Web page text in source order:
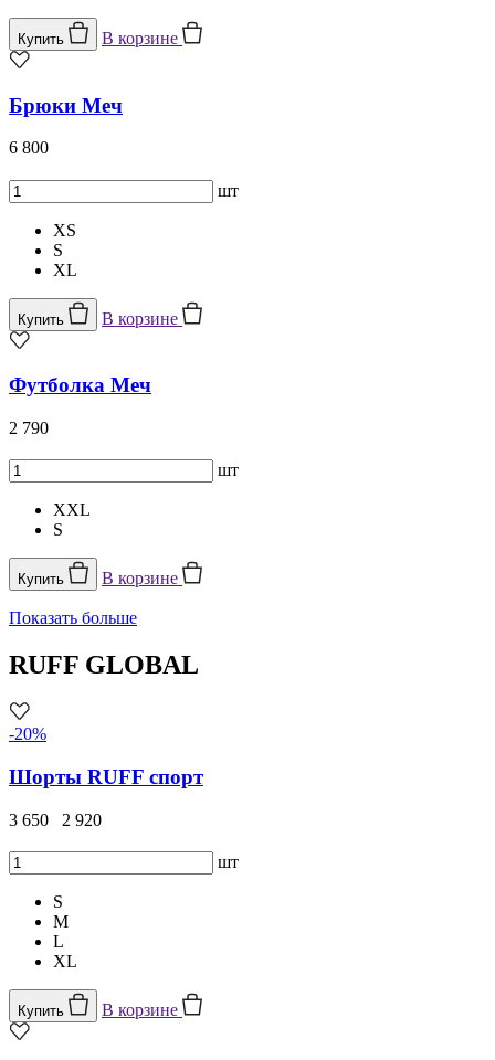
Купить В корзине
Брюки Меч
6 800
шт
XS
S
XL
Купить В корзине
Футболка Меч
2 790
шт
XXL
S
Купить В корзине
Показать больше
RUFF GLOBAL
-20%
Шорты RUFF спорт
3 650 2 920
шт
S
M
L
XL
Купить В корзине